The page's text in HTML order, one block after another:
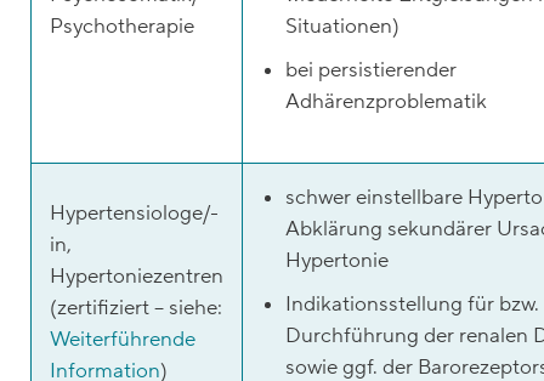
Psychotherapie
Situationen)
bei persistierender
Adhärenzproblematik
Hypertensiologe/-
in,
Hypertoniezentren
(zertifiziert – siehe:
Weiterführende
Information)
schwer einstellbare
Abklärung sekundärer
Hypertonie
Indikationsstellung für bzw.
Durchführung der renalen
sowie ggf. der